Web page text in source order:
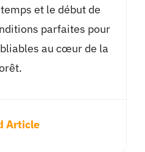
et le début de
parfaites pour
au cœur de la
Article